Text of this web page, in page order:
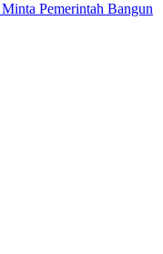
Pemerintah Bangun